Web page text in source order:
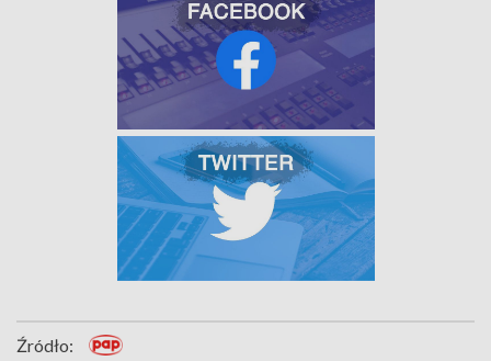
Źródło: